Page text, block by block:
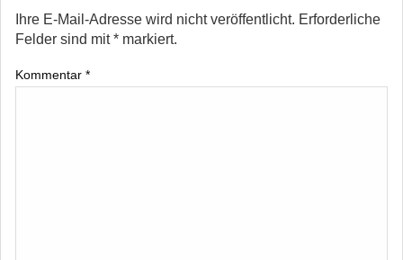
Ihre E-Mail-Adresse wird nicht veröffentlicht. Erforderliche
Felder sind mit* markiert.
Kommentar *